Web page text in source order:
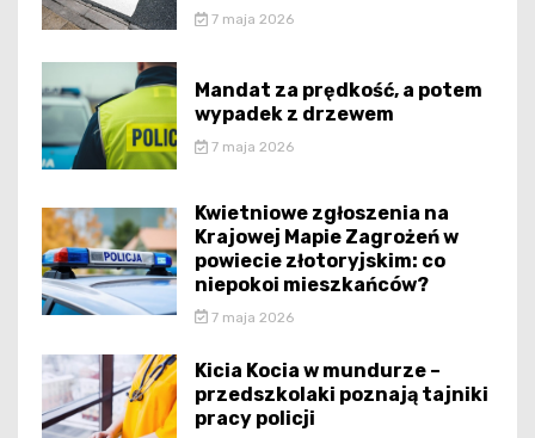
7 maja 2026
Mandat za prędkość, a potem
wypadek z drzewem
7 maja 2026
Kwietniowe zgłoszenia na
Krajowej Mapie Zagrożeń w
powiecie złotoryjskim: co
niepokoi mieszkańców?
7 maja 2026
Kicia Kocia w mundurze –
przedszkolaki poznają tajniki
pracy policji